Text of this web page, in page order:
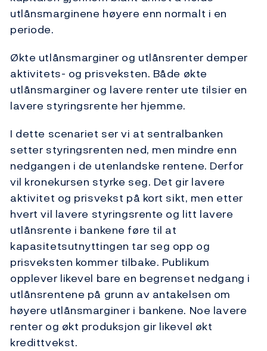
utlånsmarginene høyere enn normalt i en
periode.
Økte utlånsmarginer og utlånsrenter demper
aktivitets- og prisveksten. Både økte
utlånsmarginer og lavere renter ute tilsier en
lavere styringsrente her hjemme.
I dette scenariet ser vi at sentralbanken
setter styringsrenten ned, men mindre enn
nedgangen i de utenlandske rentene. Derfor
vil kronekursen styrke seg. Det gir lavere
aktivitet og prisvekst på kort sikt, men etter
hvert vil lavere styringsrente og litt lavere
utlånsrente i bankene føre til at
kapasitetsutnyttingen tar seg opp og
prisveksten kommer tilbake. Publikum
opplever likevel bare en begrenset nedgang i
utlånsrentene på grunn av antakelsen om
høyere utlånsmarginer i bankene. Noe lavere
renter og økt produksjon gir likevel økt
kredittvekst.